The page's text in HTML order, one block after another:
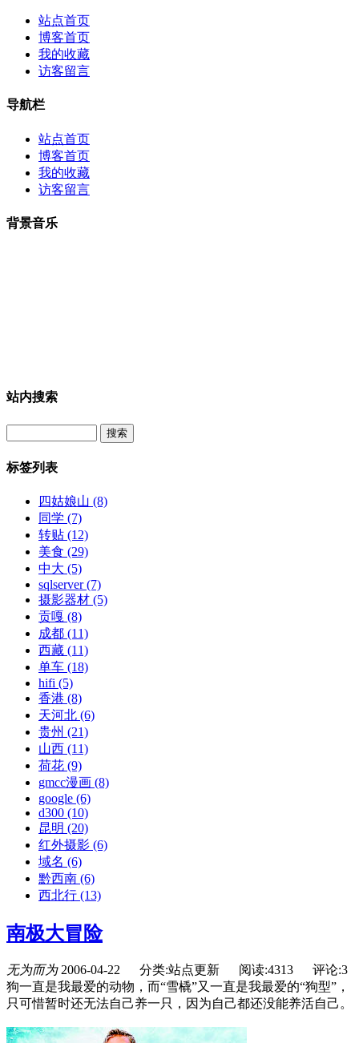
站点首页
博客首页
我的收藏
访客留言
导航栏
站点首页
博客首页
我的收藏
访客留言
背景音乐
站内搜索
标签列表
四姑娘山 (8)
同学 (7)
转贴 (12)
美食 (29)
中大 (5)
sqlserver(7)
摄影器材 (5)
贡嘎 (8)
成都 (11)
西藏 (11)
单车 (18)
hifi (5)
香港 (8)
天河北 (6)
贵州 (21)
山西 (11)
荷花 (9)
gmcc漫画 (8)
google (6)
d300 (10)
昆明 (20)
红外摄影 (6)
域名 (6)
黔西南 (6)
西北行 (13)
南极大冒险
无为而为 2006-04-22 分类:站点更新 阅读:4313
评论:3
狗一直是我最爱的动物，而“雪橇”又一直是我最爱的“狗型”，
只可惜暂时还无法自己养一只，因为自己都还没能养活自己。